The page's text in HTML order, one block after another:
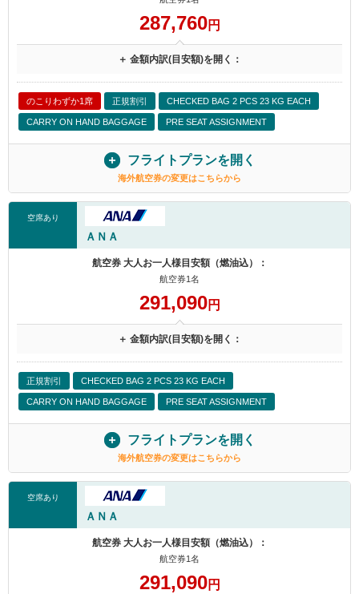
287,760円
＋ 金額内訳(目安額)を開く：
のこりわずか1席 正規割引 CHECKED BAG 2 PCS 23 KG EACH
CARRY ON HAND BAGGAGE PRE SEAT ASSIGNMENT
フライトプランを開く
海外航空券の変更はこちらから
空席あり
ＡＮＡ
航空券 大人お一人様目安額（燃油込）：
航空券1名
291,090円
＋ 金額内訳(目安額)を開く：
正規割引 CHECKED BAG 2 PCS 23 KG EACH
CARRY ON HAND BAGGAGE PRE SEAT ASSIGNMENT
フライトプランを開く
海外航空券の変更はこちらから
空席あり
ＡＮＡ
航空券 大人お一人様目安額（燃油込）：
航空券1名
291,090円